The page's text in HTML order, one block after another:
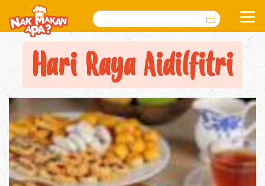
Search
Hari Raya Aidilfitri